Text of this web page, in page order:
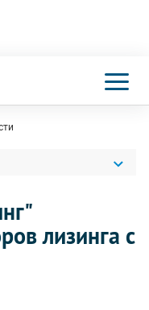
лизинга с